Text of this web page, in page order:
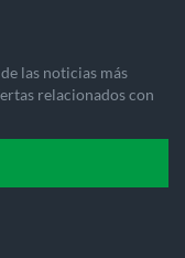
las noticias más
relacionados con